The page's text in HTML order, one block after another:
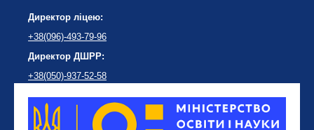
Директор ліцею:
+38(096)-493-79-96
Директор ДШРР:
+38(050)-937-52-58